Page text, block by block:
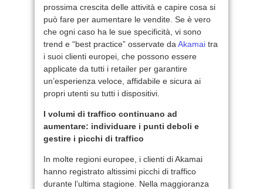
prossima crescita delle attività e capire cosa si
può fare per aumentare le vendite. Se è vero
che ogni caso ha le sue specificità, vi sono
trend e “best practice” osservate da Akamai tra
i suoi clienti europei, che possono essere
applicate da tutti i retailer per garantire
un’esperienza veloce, affidabile e sicura ai
propri utenti su tutti i dispositivi.
I volumi di traffico continuano ad
aumentare: individuare i punti deboli e
gestire i picchi di traffico
In molte regioni europee, i clienti di Akamai
hanno registrato altissimi picchi di traffico
durante l’ultima stagione. Nella maggioranza